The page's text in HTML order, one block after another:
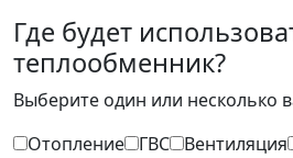
Где будет
теплообменник?
Выберите один или несколько
Отопление
ГВС Вентиляция